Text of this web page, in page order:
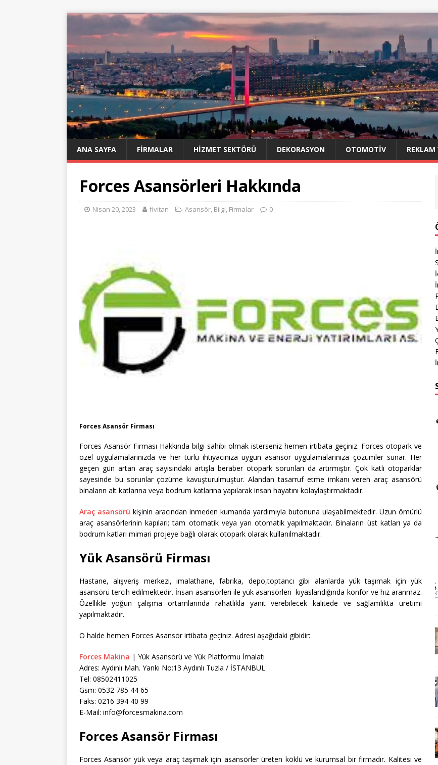
ANA SAYFA FIRMALAR HIZMET SEKTÖRÜ DEKORASYON OTOMOTIV REKLAM
Forces Asansörleri Hakkında
Nisan 20, 2023 fivitan Asansör, Bilgi, Firmalar 0
Forces Asansör Firması
Forces Asansör Firması Hakkında bilgi sahibi olmak isterseniz hemen irtibata geçiniz. Forces otopark ve
özel uygulamalarınızda ve her türlü ihtiyacınıza uygun asansör uygulamalarınıza çözümler sunar. Her
geçen gün artan araç sayısındaki artışla beraber otopark sorunları da artırmıştır. Çok katlı otoparklar
sayesinde bu sorunlar çözüme kavuşturulmuştur. Alandan tasarruf etme imkanı veren araç asansörü
binaların alt katlarına veya bodrum katlarına yapılarak insan hayatını kolaylaştırmaktadır.
Araç asansörü kişinin aracından inmeden kumanda yardımıyla butonuna ulaşabilmektedir. Uzun ömürlü
araç asansörlerinin kapıları; tam otomatik veya yarı otomatik yapılmaktadır. Binaların üst katları ya da
bodrum katları mimari projeye bağlı olarak otopark olarak kullanılmaktadır.
Yük Asansörü Firması
Hastane, alışveriş merkezi, imalathane, fabrika, depo,toptancı gibi alanlarda yük taşımak için yük
asansörü tercih edilmektedir. İnsan asansörleri ile yük asansörleri kıyaslandığında konfor ve hız aranmaz.
Özellikle yoğun çalışma ortamlarında rahatlıkla yanıt verebilecek kalitede ve sağlamlıkta üretimi
yapılmaktadır.
O halde hemen Forces Asansör irtibata geçiniz. Adresi aşağıdaki gibidir:
Forces Makina | Yük Asansörü ve Yük Platformu İmalatı
Adres: Aydınlı Mah. Yankı No:13 Aydınlı Tuzla / İSTANBUL
Tel: 08502411025
Gsm: 0532 785 44 65
Faks: 0216 394 40 99
E-Mail: info@forcesmakina.com
Forces Asansör Firması
Forces Asansör yük veya araç taşımak için asansörler üreten köklü ve kurumsal bir firmadır. Kalitesi ve